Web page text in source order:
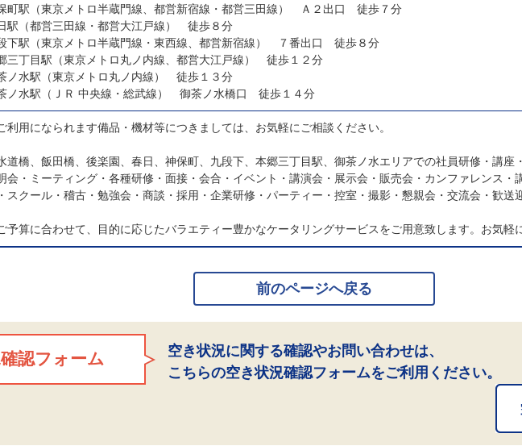
町駅（東京メトロ半蔵門線、都営新宿線・都営三田線） Ａ２出口 徒歩７分
駅（都営三田線・都営大江戸線） 徒歩８分
下駅（東京メトロ半蔵門線・東西線、都営新宿線） ７番出口 徒歩８分
三丁目駅（東京メトロ丸ノ内線、都営大江戸線） 徒歩１２分
ノ水駅（東京メトロ丸ノ内線） 徒歩１３分
ノ水駅（ＪＲ 中央線・総武線） 御茶ノ水橋口 徒歩１４分
利用になられます備品・機材等につきましては、お気軽にご相談ください。
道橋、飯田橋、後楽園、春日、神保町、九段下、本郷三丁目駅、御茶ノ水エリアでの社員研修・講
会・ミーティング・各種研修・面接・会合・イベント・講演会・展示会・販売会・カンファレンス・
スクール・稽古・勉強会・商談・採用・企業研修・パーティー・控室・撮影・懇親会・交流会・歓送
予算に合わせて、目的に応じたバラエティー豊かなケータリングサービスをご用意致します。お気軽
前のページへ戻る
認フォーム
空き状況に関する確認やお問い合わせは、
こちらの空き状況確認フォームをご利用ください。